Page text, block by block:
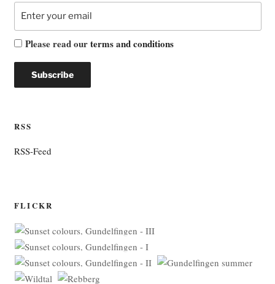
Please read ourterms and conditions
RSS
RSS-Feed
FLICKR